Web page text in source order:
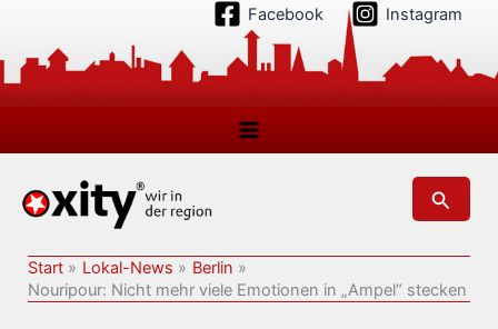
springen
Facebook Instagram
Suchen
Start Lokal-News
Berlin
Nouripour: Nicht mehr viele Emotionen in „Ampel“ stecken